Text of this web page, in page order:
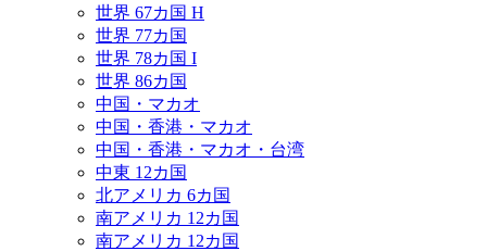
世界 67カ国 H
世界 77カ国
世界 78カ国 I
世界 86カ国
中国・マカオ
中国・香港・マカオ
中国・香港・マカオ・台湾
中東 12カ国
北アメリカ 6カ国
南アメリカ 12カ国
南アメリカ 12カ国